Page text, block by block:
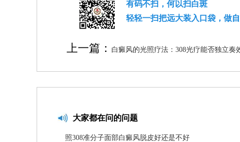
有码不扫，何以扫白斑
轻轻一扫把远大装入口袋，做
上一篇： 白癜风的光照疗法：308光疗能否独立奏
大家都在问的问题
照308准分子面部白癜风脱皮好还是不好